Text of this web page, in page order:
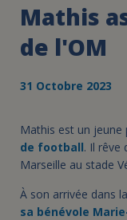
Mathis
de l'OM
31 Octobre 2023
Mathis est un jeune
de football. Il rêve
Marseille au stade
À son arrivée dans
sa bénévole